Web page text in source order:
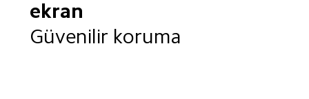
ekran
Güvenilir koruma